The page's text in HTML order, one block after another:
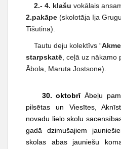
2.- 4. klašu vokālais
2.pakāpe (skolotāja Ija
Tišutina).
Tautu deju kolektīvs “
starpskatē , ceļā uz
Ābola, Maruta Jostsone).
30. oktobrī Ābeļu
pilsētas un Viesītes,
novadu lielo skolu
gadā dzimušajiem
skolas abas jauniešu